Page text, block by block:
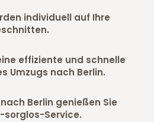
individuell auf Ihre
effiziente und schnelle
Umzugs nach Berlin.
Berlin genießen Sie
sorglos-Service.